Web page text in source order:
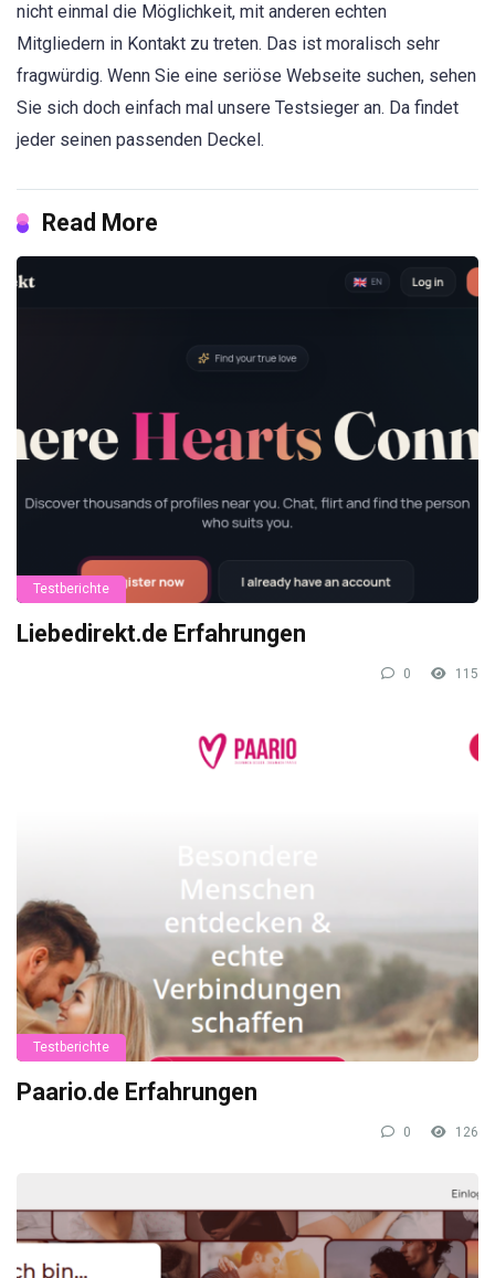
nicht einmal die Möglichkeit, mit anderen echten
Mitgliedern in Kontakt zu treten. Das ist moralisch sehr
fragwürdig. Wenn Sie eine seriöse Webseite suchen, sehen
Sie sich doch einfach mal unsere Testsieger an. Da findet
jeder seinen passenden Deckel.
Read More
Testberichte
Liebedirekt.de Erfahrungen
0 115
Testberichte
Paario.de Erfahrungen
0 126